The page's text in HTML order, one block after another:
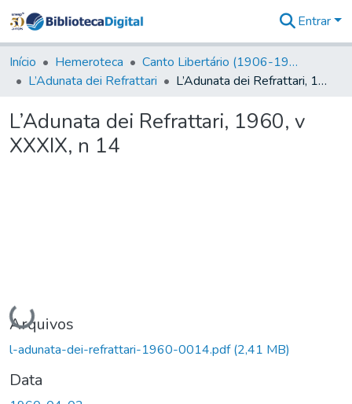
&
Coleções
Tudo na
Digital
Entrar
Início Hemeroteca
Canto Libertário (1906-1995)
L’Adunata dei Refrattari
L’Adunata dei Refrattari, 1960, v XXXIX, n 14
L’Adunata dei Refrattari, 1960, v
XXXIX, n 14
Carregando...
Arquivos
l-adunata-dei-refrattari-1960-0014.pdf(2,41 MB)
Data